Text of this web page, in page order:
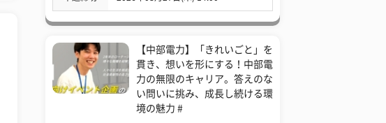
【中部電力】「きれいごと」を
貫き、想いを形にする！中部電
力の無限のキャリア。答えのな
い問いに挑み、成長し続ける環
境の魅力 #